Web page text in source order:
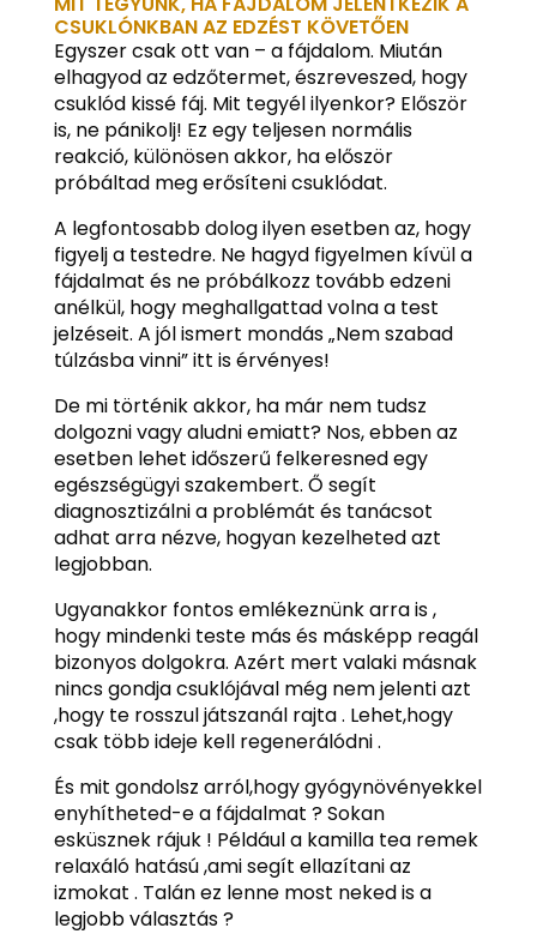
CSUKLÓNKBAN AZ EDZÉST KÖVETŐEN
Egyszer csak ott van – a fájdalom. Miután
elhagyod az edzőtermet, észreveszed, hogy
csuklód kissé fáj. Mit tegyél ilyenkor? Először
is, ne pánikolj! Ez egy teljesen normális
reakció, különösen akkor, ha először
próbáltad meg erősíteni csuklódat.
A legfontosabb dolog ilyen esetben az, hogy
figyelj a testedre. Ne hagyd figyelmen kívül a
fájdalmat és ne próbálkozz tovább edzeni
anélkül, hogy meghallgattad volna a test
jelzéseit. A jól ismert mondás „Nem szabad
túlzásba vinni” itt is érvényes!
De mi történik akkor, ha már nem tudsz
dolgozni vagy aludni emiatt? Nos, ebben az
esetben lehet időszerű felkeresned egy
egészségügyi szakembert. Ő segít
diagnosztizálni a problémát és tanácsot
adhat arra nézve, hogyan kezelheted azt
legjobban.
Ugyanakkor fontos emlékeznünk arra is ,
hogy mindenki teste más és másképp reagál
bizonyos dolgokra. Azért mert valaki másnak
nincs gondja csuklójával még nem jelenti azt
,hogy te rosszul játszanál rajta . Lehet,hogy
csak több ideje kell regenerálódni .
És mit gondolsz arról,hogy gyógynövényekkel
enyhítheted-e a fájdalmat ? Sokan
esküsznek rájuk ! Például a kamilla tea remek
relaxáló hatású ,ami segít ellazítani az
izmokat . Talán ez lenne most neked is a
legjobb választás ?